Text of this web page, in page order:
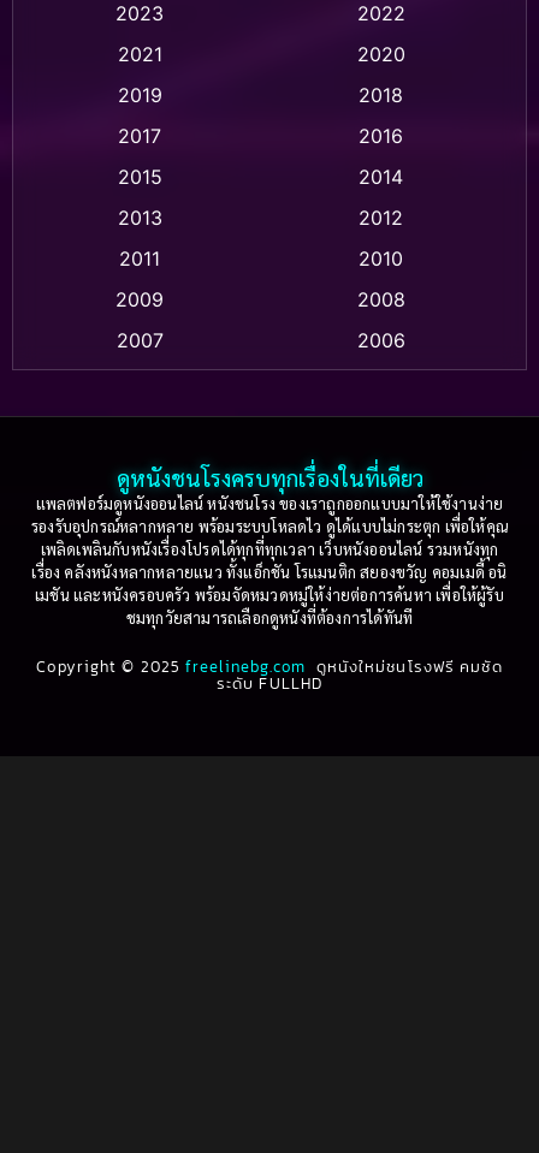
Animation แอนิเมชัน (1)
Animation แอนิเมชั่น (1)
Based on a True Story เรื่องจริง(36)
Based on Novel(16)
Betrayal(1)
Biography(3)
Biography ชีวประวัติ (61)
2023
2022
2021
2020
2019
2018
2017
2016
2015
2014
2013
2012
2011
2010
2009
2008
2007
2006
2003
2002
2001
2000
1999
1998
1997
1996
1995
1994
1993
1992
1991
1990
ดูหนังชนโรงครบทุกเรื่องในที่เดียว
แพลตฟอร์มดูหนังออนไลน์ หนังชนโรง ของเราถูกออกแบบมาให้ใช้งานง่าย
รองรับอุปกรณ์หลากหลาย พร้อมระบบโหลดไว ดูได้แบบไม่กระตุก เพื่อให้คุณ
เพลิดเพลินกับหนังเรื่องโปรดได้ทุกที่ทุกเวลา เว็บหนังออนไลน์ รวมหนังทุก
เรื่อง คลังหนังหลากหลายแนว ทั้งแอ็กชัน โรแมนติก สยองขวัญ คอมเมดี้ อนิ
เมชัน และหนังครอบครัว พร้อมจัดหมวดหมู่ให้ง่ายต่อการค้นหา เพื่อให้ผู้รับ
ชมทุกวัยสามารถเลือกดูหนังที่ต้องการได้ทันที
Copyright © 2025freelinebg.com ดูหนังใหม่ชนโรงฟรี คมชัด
ระดับ FULLHD